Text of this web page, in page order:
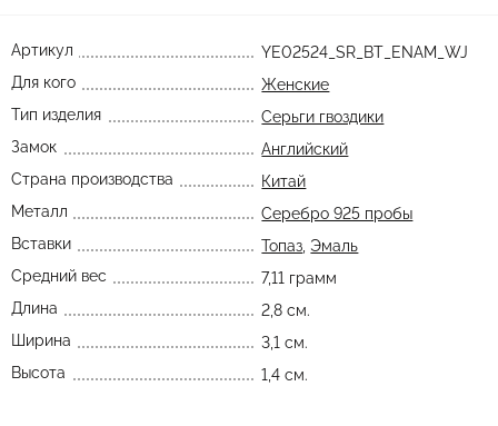
Артикул
YE02524_SR_BT_ENAM_WJ
Для кого
Женские
Тип изделия
Серьги гвоздики
Замок
Английский
Страна производства
Китай
Металл
Серебро 925 пробы
Вставки
Топаз Эмаль
Средний вес
7,11 грамм
Длина
2,8 см.
Ширина
3,1 см.
Высота
1,4 см.